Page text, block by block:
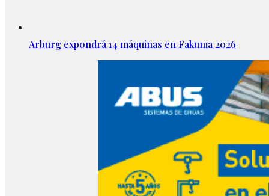
Arburg expondrá 14 máquinas en Fakuma 2026